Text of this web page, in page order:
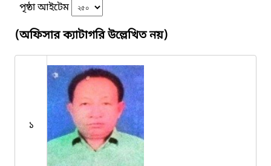
পৃষ্ঠা আইটেম
(অফিসার ক্যাটাগরি উল্লেখিত নয়)
১